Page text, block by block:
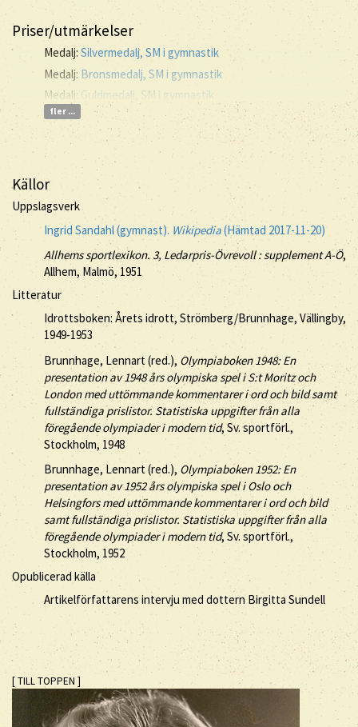
Priser/utmärkelser
Medalj: Silvermedalj, SM i gymnastik
Medalj: Bronsmedalj, SM i gymnastik
Medalj: Guldmedalj, SM i gymnastik
fler ...
Källor
Uppslagsverk
Ingrid Sandahl (gymnast). Wikipedia(Hämtad 2017-11-20)
Allhems sportlexikon. 3, Ledarpris-Övrevoll : supplement A-Ö,
Allhem, Malmö, 1951
Litteratur
Idrottsboken: Årets idrott, Strömberg/Brunnhage, Vällingby,
1949-1953
Brunnhage, Lennart (red.), Olympiaboken 1948: En
presentation av 1948 års olympiska spel i S:t Moritz och
London med uttömmande kommentarer i ord och bild samt
fullständiga prislistor. Statistiska uppgifter från alla
föregående olympiader i modern tid, Sv. sportförl.,
Stockholm, 1948
Brunnhage, Lennart (red.), Olympiaboken 1952: En
presentation av 1952 års olympiska spel i Oslo och
Helsingfors med uttömmande kommentarer i ord och bild
samt fullständiga prislistor. Statistiska uppgifter från alla
föregående olympiader i modern tid, Sv. sportförl.,
Stockholm, 1952
Opublicerad källa
Artikelförfattarens intervju med dottern Birgitta Sundell
[ TILL TOPPEN ]